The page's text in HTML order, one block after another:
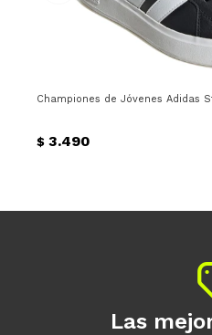
Championes de Jóvenes Adidas
$ 3.490
Las